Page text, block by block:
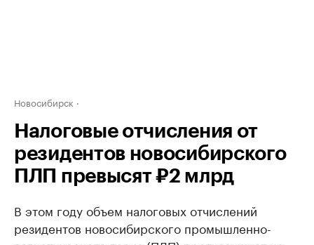
Новосибирск
Налоговые отчисления от
резидентов новосибирского
ПЛП превысят ₽2 млрд
В этом году объем налоговых отчислений
резидентов новосибирского промышленно-